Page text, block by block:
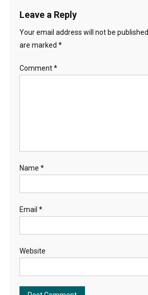
Leave a Reply
Your email address will not be published.
are marked *
Comment*
Name *
Email *
Website